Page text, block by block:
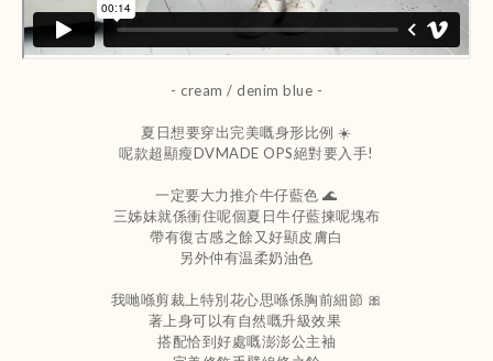
- cream / denim blue -
夏日想要穿出完美嘅身形比例 ☀️
呢款超顯瘦DVMADE OPS絕對要入手!
一定要大力推介牛仔藍色 🌊
三姊妹就係衝住呢個夏日牛仔藍揀呢塊布
帶有復古感之餘又好顯皮膚白
另外仲有温柔奶油色
我哋喺剪裁上特別花心思喺係胸前細節 🎀
著上身可以有自然嘅升級效果
搭配恰到好處嘅澎澎公主袖